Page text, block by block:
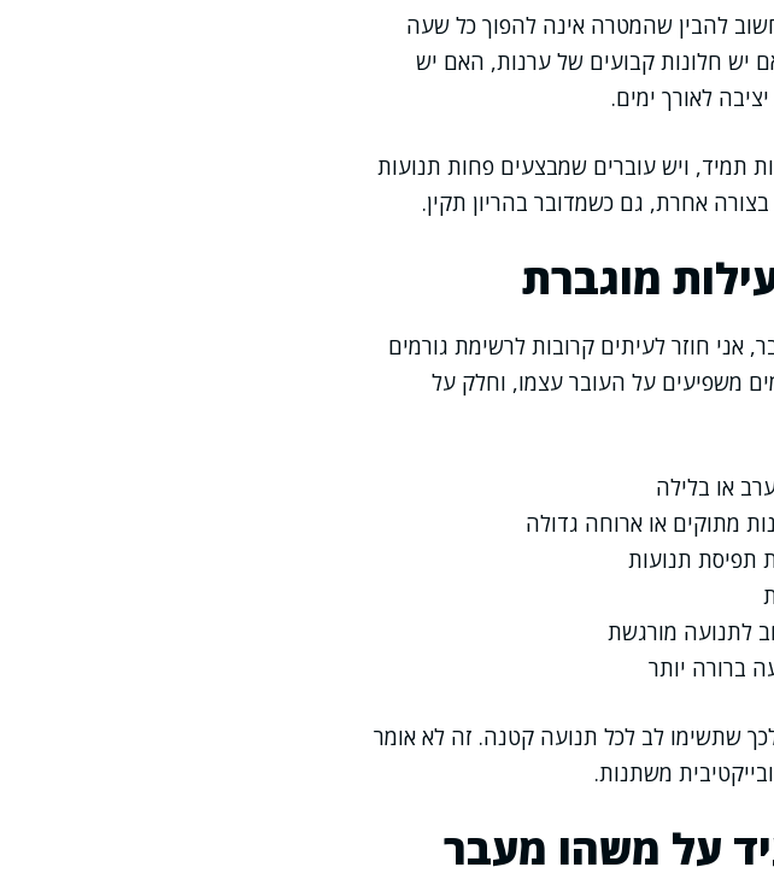
להבין שהמטרה אינה להפוך כל שעה
יש חלונות קבועים של ערנות, האם יש
לאורך ימים.
תמיד, ויש עוברים שמבצעים פחות תנועות
אחרת, גם כשמדובר בהריון תקין.
מוגברת
חוזר לעיתים קרובות לרשימת גורמים
משפיעים על העובר עצמו, וחלק על
או בלילה
מתוקים או ארוחה גדולה
תפיסת תנועות
לתנועה מורגשת
ברורה יותר
לכך שתשימו לב לכל תנועה קטנה. זה לא אומר
משתנות.
על משהו מעבר